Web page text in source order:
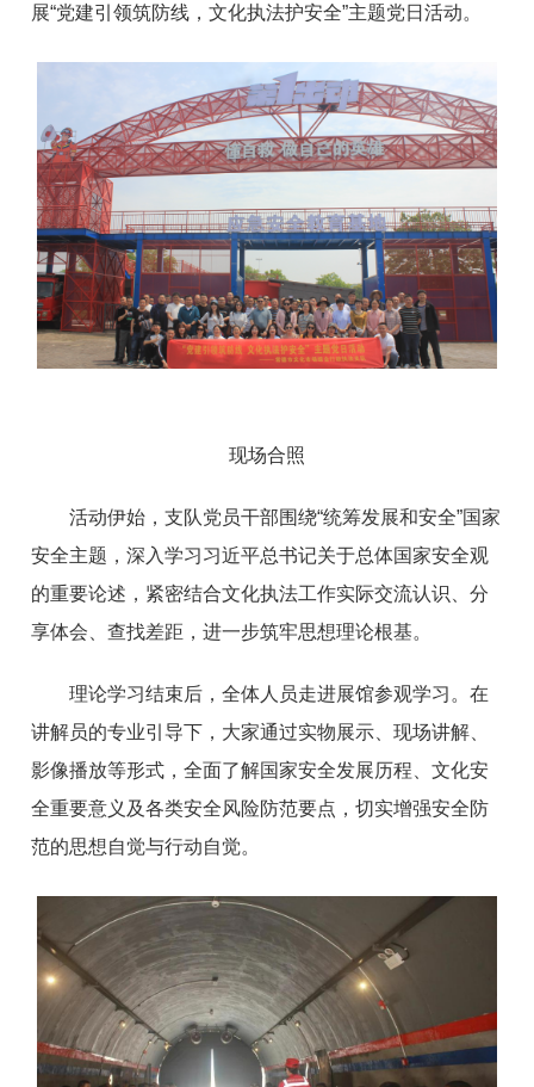
展“党建引领筑防线，文化执法护安全”主题党日活动。
现场合照
活动伊始，支队党员干部围绕“统筹发展和安全”国家
安全主题，深入学习习近平总书记关于总体国家安全观
的重要论述，紧密结合文化执法工作实际交流认识、分
享体会、查找差距，进一步筑牢思想理论根基。
理论学习结束后，全体人员走进展馆参观学习。在
讲解员的专业引导下，大家通过实物展示、现场讲解、
影像播放等形式，全面了解国家安全发展历程、文化安
全重要意义及各类安全风险防范要点，切实增强安全防
范的思想自觉与行动自觉。